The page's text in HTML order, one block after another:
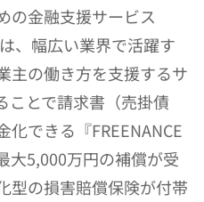
の金融支援サービス
、幅広い業界で活躍す
主の働き方を支援するサ
ことで請求書（売掛債
できる『FREENANCE
大5,000万円の補償が受
型の損害賠償保険が付帯